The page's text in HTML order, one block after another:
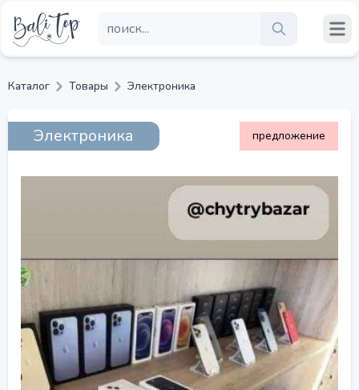
Каталог Товары Электроника
Электроника предложение